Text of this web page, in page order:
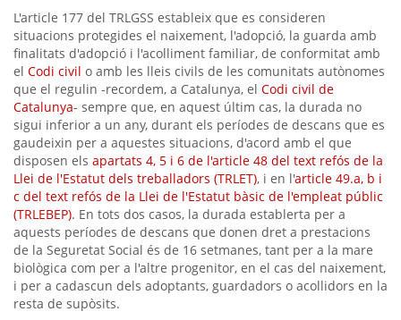
L'article 177 del TRLGSS estableix que es consideren
situacions protegides el naixement, l'adopció, la guarda amb
finalitats d'adopció i l'acolliment familiar, de conformitat amb
el Codi civil o amb les lleis civils de les comunitats autònomes
que el regulin -recordem, a Catalunya, el Codi civil de
Catalunya- sempre que, en aquest últim cas, la durada no
sigui inferior a un any, durant els períodes de descans que es
gaudeixin per a aquestes situacions, d'acord amb el que
disposen els apartats 4, 5 i 6 de l'article 48 del text refós de la
Llei de l'Estatut dels treballadors (TRLET), i en l'article 49.a, b i
c del text refós de la Llei de l'Estatut bàsic de l'empleat públic
(TRLEBEP). En tots dos casos, la durada establerta per a
aquests períodes de descans que donen dret a prestacions
de la Seguretat Social és de 16 setmanes, tant per a la mare
biològica com per a l'altre progenitor, en el cas del naixement,
i per a cadascun dels adoptants, guardadors o acollidors en la
resta de supòsits.